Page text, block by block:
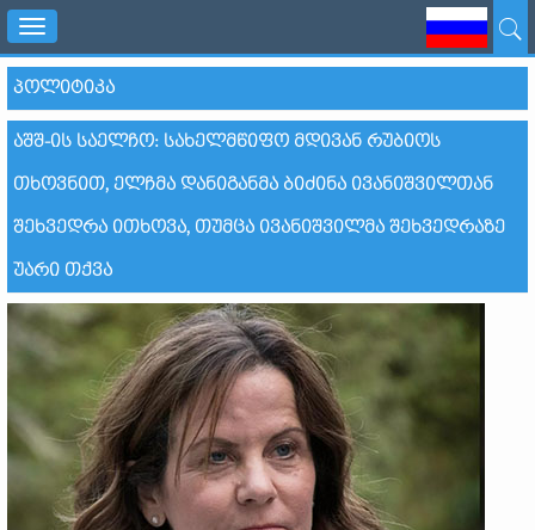
Toggle
navigation
ᲞᲝᲚᲘᲢᲘᲙᲐ
ᲐᲨᲨ-ᲘᲡ ᲡᲐᲔᲚᲩᲝ: ᲡᲐᲮᲔᲚᲛᲬᲘᲤᲝ ᲛᲓᲘᲕᲐᲜ ᲠᲣᲑᲘᲝᲡ
ᲗᲮᲝᲕᲜᲘᲗ, ᲔᲚᲩᲛᲐ ᲓᲐᲜᲘᲒᲐᲜᲛᲐ ᲑᲘᲫᲘᲜᲐ ᲘᲕᲐᲜᲘᲨᲕᲘᲚᲗᲐᲜ
ᲨᲔᲮᲕᲔᲓᲠᲐ ᲘᲗᲮᲝᲕᲐ, ᲗᲣᲛᲪᲐ ᲘᲕᲐᲜᲘᲨᲕᲘᲚᲛᲐ ᲨᲔᲮᲕᲔᲓᲠᲐᲖᲔ
ᲣᲐᲠᲘ ᲗᲥᲕᲐ